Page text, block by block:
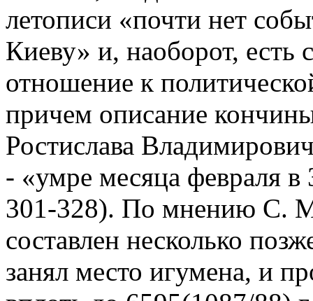
летописи «почти нет
Киеву» и, наоборот,
отношение к
причем описание
Ростислава
- «умре месяца февраля в
301-328). По мнению С.
составлен несколько
занял место игумена, и